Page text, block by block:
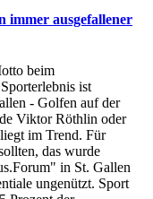
immer ausgefallener
beim
ist
- Golfen auf der
Viktor Röthlin oder
im Trend. Für
das wurde
in St. Gallen
ungenützt. Sport